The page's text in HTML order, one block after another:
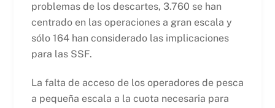
problemas de los descartes, 3.760 se han
centrado en las operaciones a gran escala y
sólo 164 han considerado las implicaciones
para las SSF.
La falta de acceso de los operadores de pesca
a pequeña escala a la cuota necesaria para